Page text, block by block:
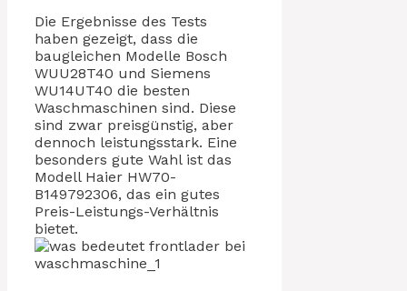
Die Ergebnisse des Tests
haben gezeigt, dass die
baugleichen Modelle Bosch
WUU28T40 und Siemens
WU14UT40 die besten
Waschmaschinen sind. Diese
sind zwar preisgünstig, aber
dennoch leistungsstark. Eine
besonders gute Wahl ist das
Modell Haier HW70-
B149792306, das ein gutes
Preis-Leistungs-Verhältnis
bietet.